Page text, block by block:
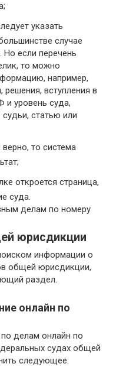
указать
случае
Но если перечень
то можно
например,
решения, вступления в
и уровень суда,
статью или
то система
откроется страница,
суда.
юрисдикции
информации о
общей юрисдикции,
раздел.
онлайн по
делам онлайн по
судах общей
следующее: